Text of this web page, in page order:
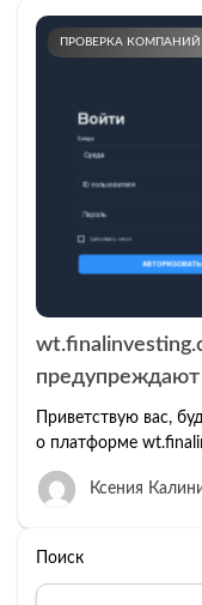
ПРОВЕРКА КОМПАНИЙ
Приветствую вас,
о платформе
Ксения
Поиск